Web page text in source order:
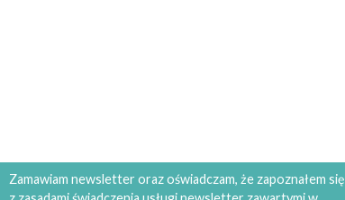
Zamawiam newsletter oraz oświadczam, że zapoznałem się